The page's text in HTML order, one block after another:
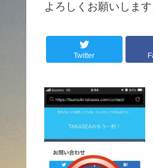
よろしくお願いしま
Twitter